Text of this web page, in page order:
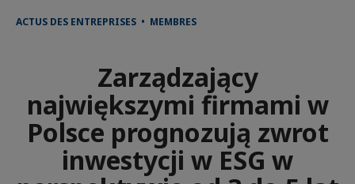
ACTUS DES ENTREPRISES • MEMBRES
Zarządzający
największymi firmami w
Polsce prognozują zwrot
inwestycji w ESG w